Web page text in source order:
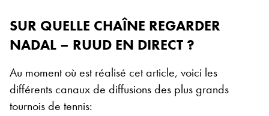
SUR QUELLE CHAÎNE REGARDER
NADAL – RUUD EN DIRECT ?
Au moment où est réalisé cet article, voici les
différents canaux de diffusions des plus grands
tournois de tennis: